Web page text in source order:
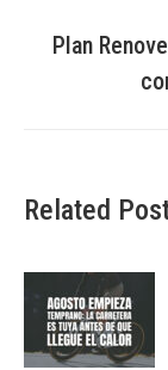
Plan
Related